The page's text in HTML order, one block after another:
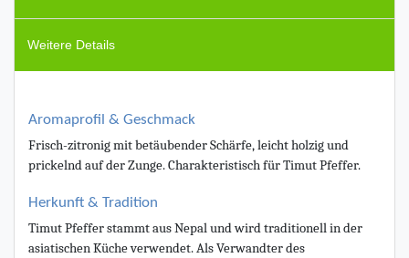
Weitere Details
Aromaprofil & Geschmack
Frisch-zitronig mit betäubender Schärfe, leicht holzig und
prickelnd auf der Zunge. Charakteristisch für Timut Pfeffer.
Herkunft & Tradition
Timut Pfeffer stammt aus Nepal und wird traditionell in der
asiatischen Küche verwendet. Als Verwandter des